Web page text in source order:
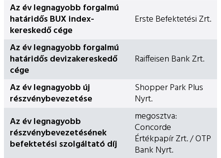
Az év legnagyobb forgalmú
határidős BUX index-
kereskedő cége
Erste Befektetési Zrt.
Az év legnagyobb forgalmú
határidős devizakereskedő
cége
Raiffeisen Bank Zrt.
Az év legnagyobb új
részvénybevezetése
Shopper Park Plus
Nyrt.
Az év legnagyobb
részvénybevezetésének
befektetési szolgáltató díj
megosztva:
Concorde
Értékpapír Zrt. / OTP
Bank Nyrt.